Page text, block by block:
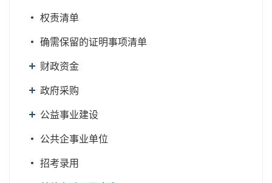
权责清单
确需保留的证明事项清单
财政资金
政府采购
公益事业建设
公共企事业单位
招考录用